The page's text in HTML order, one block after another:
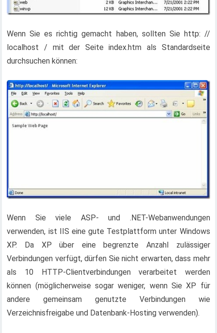
Wenn Sie es richtig gemacht haben, sollten Sie http: //
localhost / mit der Seite index.htm als Standardseite
durchsuchen können:
Wenn Sie viele ASP- und .NET-Webanwendungen
verwenden, ist IIS eine gute Testplattform unter Windows
XP. Da XP über eine begrenzte Anzahl zulässiger
Verbindungen verfügt, dürfen Sie nicht erwarten, dass mehr
als 10 HTTP-Clientverbindungen verarbeitet werden
können (möglicherweise sogar weniger, wenn Sie XP für
andere gemeinsam genutzte Verbindungen wie
Verzeichnisfreigabe und Datenbank-Hosting verwenden).